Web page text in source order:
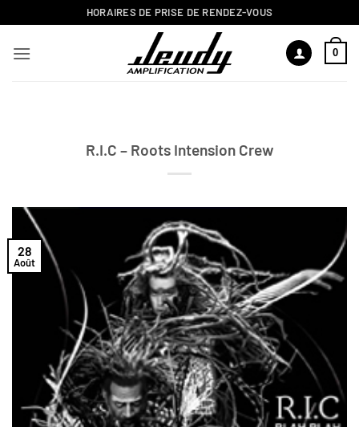
au
contenu
HORAIRES DE PRISE DE RENDEZ-VOUS
0
R.I.C – Roots Intension Crew
28
Août